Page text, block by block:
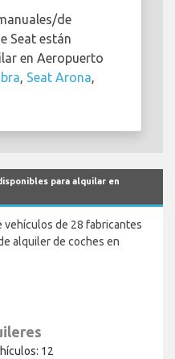
de
Seat están
en Aeropuerto
, Seat Arona,
para alquilar en
de 28 fabricantes
alquiler de coches en
12